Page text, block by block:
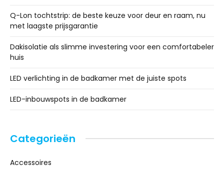
Q-Lon tochtstrip: de beste keuze voor deur en raam, nu
met laagste prijsgarantie
Dakisolatie als slimme investering voor een comfortabeler
huis
LED verlichting in de badkamer met de juiste spots
LED-inbouwspots in de badkamer
Categorieën
Accessoires